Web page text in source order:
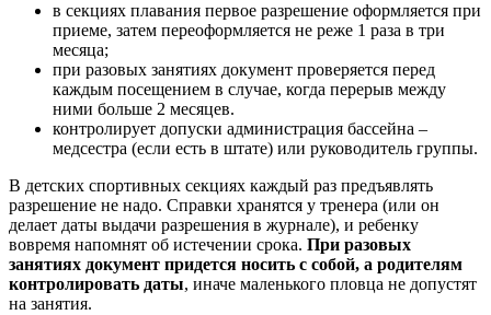
в секциях плавания первое разрешение оформляется при
приеме, затем переоформляется не реже 1 раза в три
месяца;
при разовых занятиях документ проверяется перед
каждым посещением в случае, когда перерыв между
ними больше 2 месяцев.
контролирует допуски администрация бассейна –
медсестра (если есть в штате) или руководитель группы.
В детских спортивных секциях каждый раз предъявлять
разрешение не надо. Справки хранятся у тренера (или он
делает даты выдачи разрешения в журнале), и ребенку
вовремя напомнят об истечении срока. При разовых
занятиях документ придется носить с собой, а родителям
контролировать даты, иначе маленького пловца не допустят
на занятия.